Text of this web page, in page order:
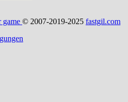
© 2007-2019-2025 fastgil.com